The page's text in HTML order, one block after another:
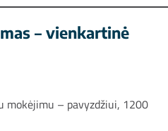
– vienkartinė
mokėjimu – pavyzdžiui, 1200